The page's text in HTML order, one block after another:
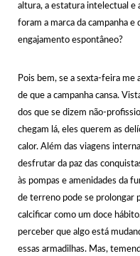
altura, a estatura intelectual e
foram a marca da campanha
engajamento espontâneo?
Pois bem, se a sexta-feira me
de que a campanha cansa.
dos que se dizem não-
chegam lá, eles querem as
calor. Além das viagens
desfrutar da paz das
às pompas e amenidades da
de terreno pode se prolongar
calcificar como um doce
perceber que algo está
essas armadilhas. Mas,